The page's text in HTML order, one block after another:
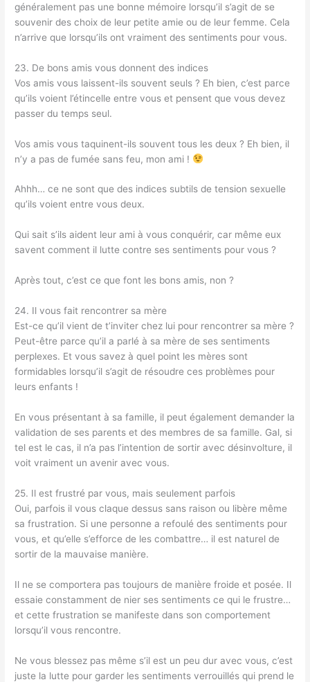
généralement pas une bonne mémoire lorsqu’il s’agit de se
souvenir des choix de leur petite amie ou de leur femme. Cela
n’arrive que lorsqu’ils ont vraiment des sentiments pour vous.
23. De bons amis vous donnent des indices
Vos amis vous laissent-ils souvent seuls ? Eh bien, c’est parce
qu’ils voient l’étincelle entre vous et pensent que vous devez
passer du temps seul.
Vos amis vous taquinent-ils souvent tous les deux ? Eh bien, il
n’y a pas de fumée sans feu, mon ami !
Ahhh… ce ne sont que des indices subtils de tension sexuelle
qu’ils voient entre vous deux.
Qui sait s’ils aident leur ami à vous conquérir, car même eux
savent comment il lutte contre ses sentiments pour vous ?
Après tout, c’est ce que font les bons amis, non ?
24. Il vous fait rencontrer sa mère
Est-ce qu’il vient de t’inviter chez lui pour rencontrer sa mère ?
Peut-être parce qu’il a parlé à sa mère de ses sentiments
perplexes. Et vous savez à quel point les mères sont
formidables lorsqu’il s’agit de résoudre ces problèmes pour
leurs enfants !
En vous présentant à sa famille, il peut également demander la
validation de ses parents et des membres de sa famille. Gal, si
tel est le cas, il n’a pas l’intention de sortir avec désinvolture, il
voit vraiment un avenir avec vous.
25. Il est frustré par vous, mais seulement parfois
Oui, parfois il vous claque dessus sans raison ou libère même
sa frustration. Si une personne a refoulé des sentiments pour
vous, et qu’elle s’efforce de les combattre… il est naturel de
sortir de la mauvaise manière.
Il ne se comportera pas toujours de manière froide et posée. Il
essaie constamment de nier ses sentiments ce qui le frustre…
et cette frustration se manifeste dans son comportement
lorsqu’il vous rencontre.
Ne vous blessez pas même s’il est un peu dur avec vous, c’est
juste la lutte pour garder les sentiments verrouillés qui prend le